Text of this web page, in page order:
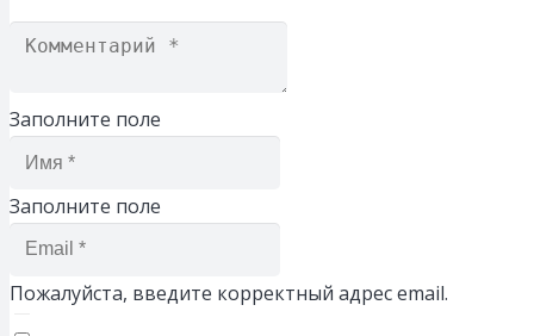
Заполните поле
Заполните поле
Пожалуйста, введите корректный адрес email.